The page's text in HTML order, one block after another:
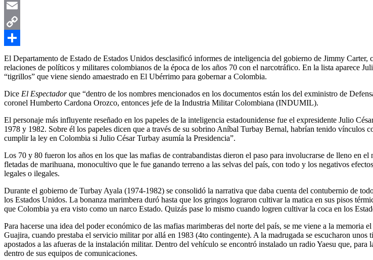
WhatsApp
Email
Copy
Link
Compartir
El Departamento de Estado de Estados Unidos desclasificó informes de inteligencia del gobierno de Jimmy
relaciones de políticos y militares colombianos de la época de los años 70 con el narcotráfico. En la lista aparece
“tigrillos” que viene siendo amaestrado en El Ubérrimo para gobernar a Colombia.
Dice El Espectadorque “dentro de los nombres mencionados en los documentos están los del exministro de
coronel Humberto Cardona Orozco, entonces jefe de la Industria Militar Colombiana (INDUMIL).
El personaje más influyente reseñado en los papeles de la inteligencia estadounidense fue el expresidente Julio
1978 y 1982. Sobre él los papeles dicen que a través de su sobrino Aníbal Turbay Bernal, habrían tenido vínculos
cumplir la ley en Colombia si Julio César Turbay asumía la Presidencia”.
Los 70 y 80 fueron los años en los que las mafias de contrabandistas dieron el paso para involucrarse de lleno en
fletadas de marihuana, monocultivo que le fue ganando terreno a las selvas del país, con todo y los negativos
legales o ilegales.
Durante el gobierno de Turbay Ayala (1974-1982) se consolidó la narrativa que daba cuenta del contubernio de
los Estados Unidos. La bonanza marimbera duró hasta que los gringos lograron cultivar la matica en sus pisos
que Colombia ya era visto como un narco Estado. Quizás pase lo mismo cuando logren cultivar la coca en los
Para hacerse una idea del poder económico de las mafias marimberas del norte del país, se me viene a la
Guajira, cuando prestaba el servicio militar por allá en 1983 (4to contingente). A la madrugada se escucharon
apostados a las afueras de la instalación militar. Dentro del vehículo se encontró instalado un radio Yaesu que,
dentro de sus equipos de comunicaciones.